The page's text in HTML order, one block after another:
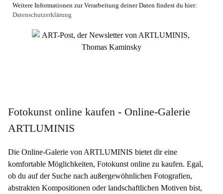
Weitere Informationen zur Verarbeitung deiner Daten findest du hier:
Datenschutzerklärung
Fotokunst online kaufen - Online-Galerie
ARTLUMINIS
Die Online-Galerie von ARTLUMINIS bietet dir eine
komfortable Möglichkeiten, Fotokunst online zu kaufen. Egal,
ob du auf der Suche nach außergewöhnlichen Fotografien,
abstrakten Kompositionen oder landschaftlichen Motiven bist,